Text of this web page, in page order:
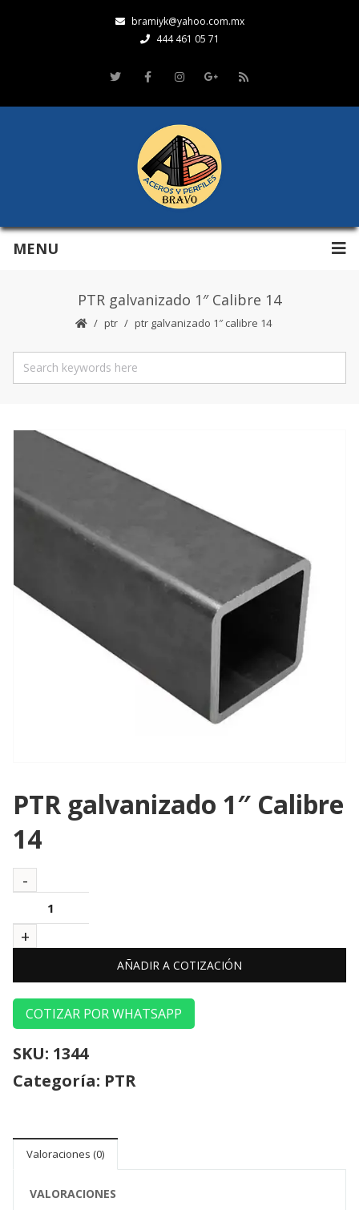
bramiyk@yahoo.com.mx
444 461 05 71
MENU
PTR galvanizado 1″ Calibre 14
ptr ptr galvanizado 1″ calibre 14
PTR galvanizado 1″ Calibre
14
AÑADIR A COTIZACIÓN
COTIZAR POR WHATSAPP
SKU: 1344
Categoría: PTR
Valoraciones (0)
VALORACIONES